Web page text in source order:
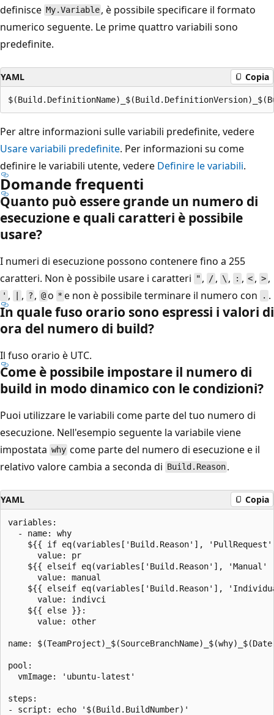
definisce My.Variable , è possibile specificare il formato
numerico seguente. Le prime quattro variabili sono
predefinite.
YAML Copia
Per altre informazioni sulle variabili predefinite, vedere
Usare variabili predefinite. Per informazioni su come
definire le variabili utente, vedere Definire le variabili.
Domande frequenti
Quanto può essere grande un numero di
esecuzione e quali caratteri è possibile
usare?
I numeri di esecuzione possono contenere fino a 255
caratteri. Non è possibile usare i caratteri
" , /, \ , : , < ,>,
' , , ? ,@o * e non è possibile terminare il numero con . .
In quale fuso orario sono espressi i valori di
ora del numero di build?
Il fuso orario è UTC.
Come è possibile impostare il numero di
build in modo dinamico con le condizioni?
Puoi utilizzare le variabili come parte del tuo numero di
esecuzione. Nell'esempio seguente la variabile viene
impostata why come parte del numero di esecuzione e il
relativo valore cambia a seconda di Build.Reason .
YAML Copia
variables:
  - name: why
${{ if eq(variables['Build.Reason'],
      value: pr
${{ elseif eq(variables['Build.Reason'], 'Manual'
      value: manual
${{ elseif eq(variables['Build.Reason'],
      value: indivci
    ${{ else }}:
      value: other
name:
pool:
  vmImage: 'ubuntu-latest'
steps: